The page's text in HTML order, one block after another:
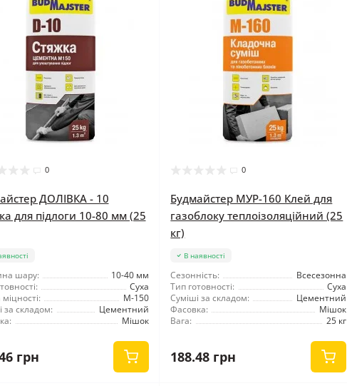
0
ДОЛІВКА - 10
для підлоги 10-80 мм (25
шару:
10-40 мм
Суха
М-150
за складом:
Цементний
Мішок
грн
0
Будмайстер МУР-160 Клей для
газоблоку теплоізоляційний (25
кг)
В наявності
Сезонність:
Всесезонна
Тип готовності:
Суха
Суміші за складом:
Цементний
Фасовка:
Мішок
Вага:
25 кг
188.48 грн